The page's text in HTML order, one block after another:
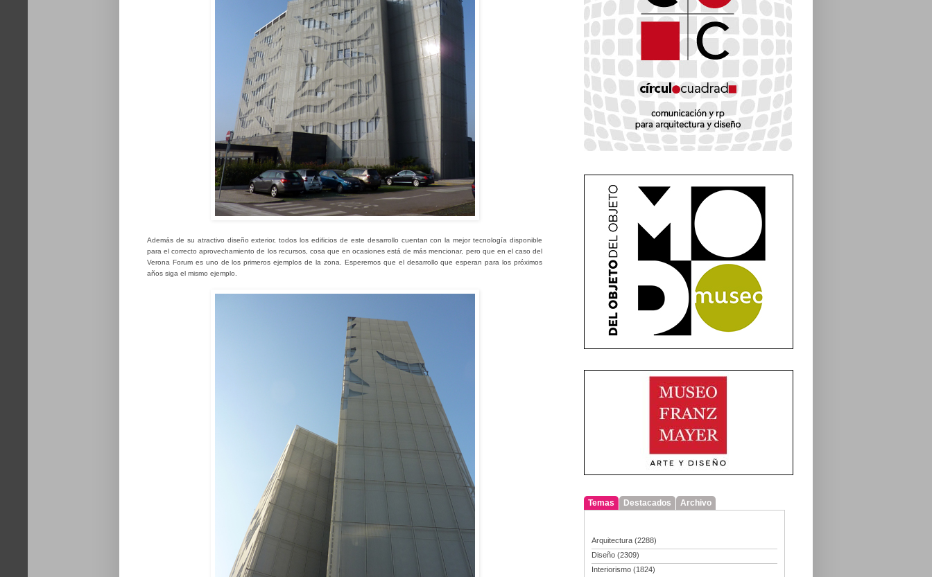
Además de su atractivo diseño exterior, todos los edificios de este desarrollo cuentan con la mejor tecnología disponible
para el correcto aprovechamiento de los recursos, cosa que en ocasiones está de más mencionar, pero que en el caso del
Verona Forum es uno de los primeros ejemplos de la zona. Esperemos que el desarrollo que esperan para los próximos
años siga el mismo ejemplo.
Temas Destacados Archivo
Arquitectura (2288)
Diseño (2309)
Interiorismo (1824)